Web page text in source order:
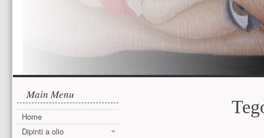
Menu laterale
Main Menu
Home
Dipinti a olio
Contenuto